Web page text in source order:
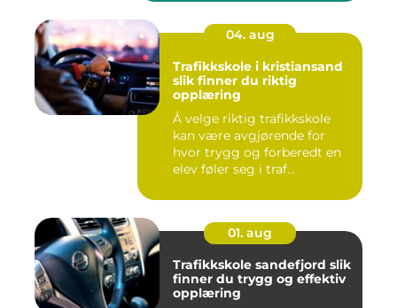
04. aug
Trafikkskole i kristiansand
slik finner du riktig
opplæring
Å velge riktig trafikkskole
kan være avgjørende for
hvor trygg og forberedt en
elev føler seg i traf...
01. aug
Trafikkskole sandefjord slik
finner du trygg og effektiv
opplæring